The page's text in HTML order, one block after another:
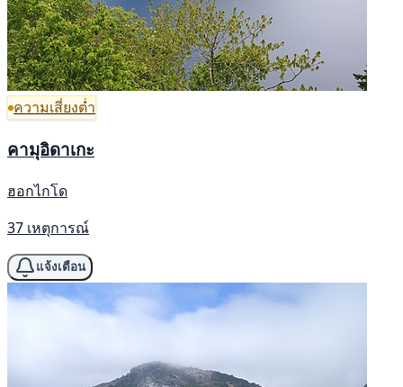
ความเสี่ยงต่ำ
คามุอิดาเกะ
ฮอกไกโด
37 เหตุการณ์
แจ้งเตือน